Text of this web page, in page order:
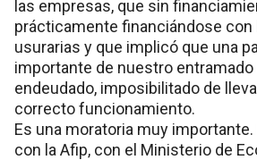
las empresas, que sin
prácticamente financiándose con
usurarias y que implicó que una
importante de nuestro
endeudado, imposibilitado de
correcto funcionamiento.
Es una moratoria muy
con la Afip, con el Ministerio de